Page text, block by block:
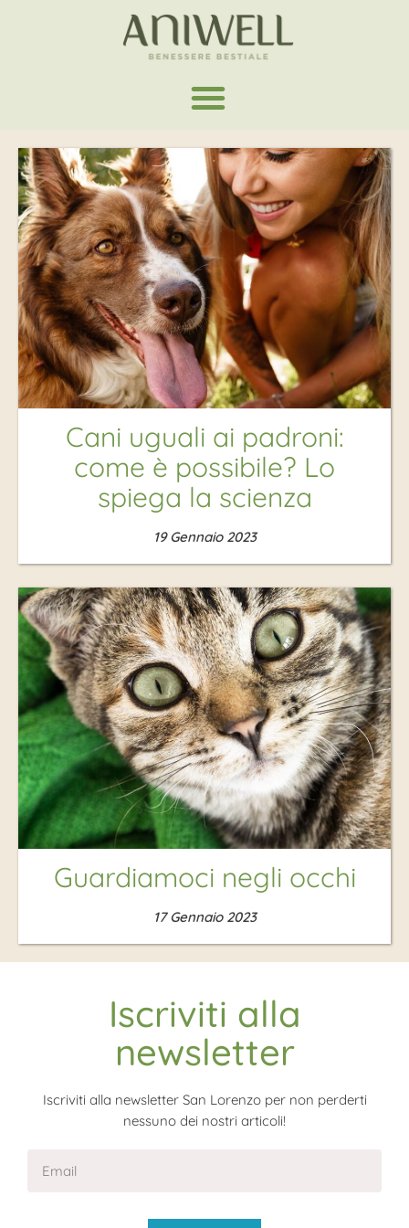
Cani uguali ai padroni:
come è possibile? Lo
spiega la scienza
19 Gennaio 2023
Guardiamoci negli occhi
17 Gennaio 2023
Iscriviti alla
newsletter
Iscriviti alla newsletter San Lorenzo per non perderti
nessuno dei nostri articoli!